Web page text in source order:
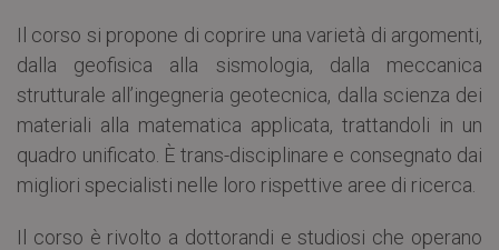
Il corso si propone di coprire una varietà di argomenti,
dalla geofisica alla sismologia, dalla meccanica
strutturale all’ingegneria geotecnica, dalla scienza dei
materiali alla matematica applicata, trattandoli in un
quadro unificato. È trans-disciplinare e consegnato dai
migliori specialisti nelle loro rispettive aree di ricerca.
Il corso è rivolto a dottorandi e studiosi che operano